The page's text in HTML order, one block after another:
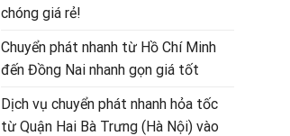
chóng giá rẻ!
Chuyển phát nhanh từ Hồ Chí Minh
đến Đồng Nai nhanh gọn giá tốt
Dịch vụ chuyển phát nhanh hỏa tốc
từ Quận Hai Bà Trưng (Hà Nội) vào